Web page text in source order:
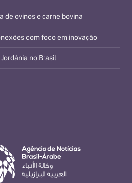
de ovinos e carne bovina
com foco em inovação
no Brasil